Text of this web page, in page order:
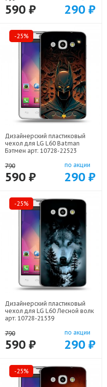
590 ₽ 290 ₽
-25%
Дизайнерский пластиковый
чехол для LG L60 Batman
Бэтмен арт: 10728-22523
790
590 ₽
по акции
290 ₽
-25%
Дизайнерский пластиковый
чехол для LG L60 Лесной волк
арт: 10728-21539
790
590 ₽
по акции
290 ₽
-25%